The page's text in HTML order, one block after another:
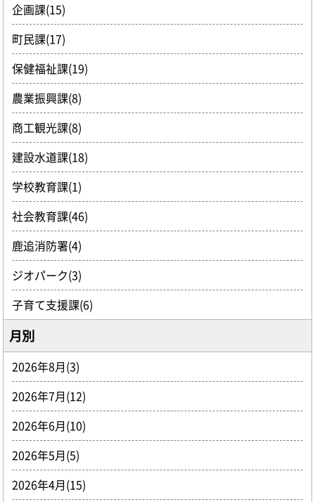
企画課(15)
町民課(17)
保健福祉課(19)
農業振興課(8)
商工観光課(8)
建設水道課(18)
学校教育課(1)
社会教育課(46)
鹿追消防署(4)
ジオパーク(3)
子育て支援課(6)
月別
2026年8月(3)
2026年7月(12)
2026年6月(10)
2026年5月(5)
2026年4月(15)